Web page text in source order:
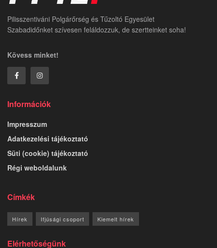
Pilisszentiváni Polgárőrség és Tűzoltó Egyesület
Szabadidőnket szívesen feláldozzuk, de szertteinket soha!
Kövess minket!
Információk
Impresszum
Adatkezelési tájékoztató
Süti (cookie) tájékoztató
Régi weboldalunk
Címkék
Hírek Ifjúsági csoport Kiemelt hírek
Elérhetőségünk